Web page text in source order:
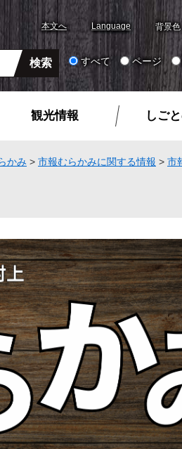
本文へ Language 背景色
すべて ページ
観光情報 しご
かみ > 市報むらかみに関する情報 > 市